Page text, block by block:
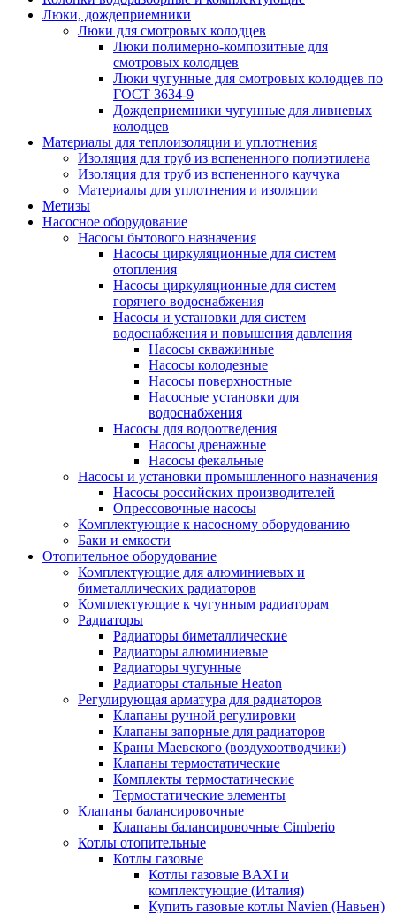
Люки, дождеприемники
Люки для смотровых колодцев
Люки полимерно-композитные для
смотровых колодцев
Люки чугунные для смотровых колодцев по
ГОСТ 3634-9
Дождеприемники чугунные для ливневых
колодцев
Материалы для теплоизоляции и уплотнения
Изоляция для труб из вспененного полиэтилена
Изоляция для труб из вспененного каучука
Материалы для уплотнения и изоляции
Метизы
Насосное оборудование
Насосы бытового назначения
Насосы циркуляционные для систем
отопления
Насосы циркуляционные для систем
горячего водоснабжения
Насосы и установки для систем
водоснабжения и повышения давления
Насосы скважинные
Насосы колодезные
Насосы поверхностные
Насосные установки для
водоснабжения
Насосы для водоотведения
Насосы дренажные
Насосы фекальные
Насосы и установки промышленного назначения
Насосы российских производителей
Опрессовочные насосы
Комплектующие к насосному оборудованию
Баки и емкости
Отопительное оборудование
Комплектующие для алюминиевых и
биметаллических радиаторов
Комплектующие к чугунным радиаторам
Радиаторы
Радиаторы биметаллические
Радиаторы алюминиевые
Радиаторы чугунные
Радиаторы стальные Heaton
Регулирующая арматура для радиаторов
Клапаны ручной регулировки
Клапаны запорные для радиаторов
Краны Маевского (воздухоотводчики)
Клапаны термостатические
Комплекты термостатические
Термостатические элементы
Клапаны балансировочные
Клапаны балансировочные Cimberio
Котлы отопительные
Котлы газовые
Котлы газовые BAXI и
комплектующие (Италия)
Купить газовые котлы Navien (Навьен)